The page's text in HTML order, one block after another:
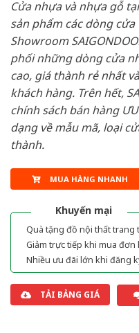
Cửa nhựa và nhựa gỗ
sản phẩm các dòng
Showroom
phối những dòng cửa
cao, giá thành rẻ nhất
khách hàng. Trên hết,
chính sách bán hàng
dạng về mẫu mã, loại
thành.
MUA HÀNG NHANH
Khuyến mại
Quà tặng đồ nội thất trang
Giảm trực tiếp khi mua
Nhiều ưu đãi lớn khi đăng
TẢI BẢNG GIÁ